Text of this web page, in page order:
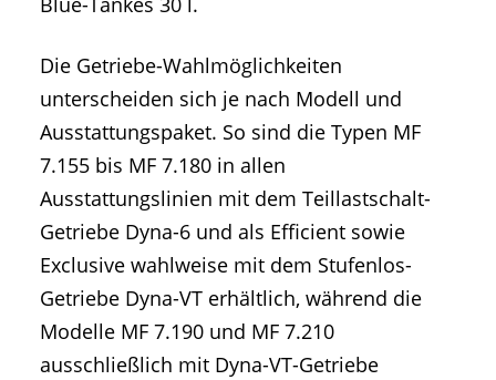
Die Getriebe-Wahlmöglichkeiten
unterscheiden sich je nach Modell und
Ausstattungspaket. So sind die Typen MF
7.155 bis MF 7.180 in allen
Ausstattungslinien mit dem Teillastschalt-
Getriebe Dyna-6 und als Efficient sowie
Exclusive wahlweise mit dem Stufenlos-
Getriebe Dyna-VT erhältlich, während die
Modelle MF 7.190 und MF 7.210
ausschließlich mit Dyna-VT-Getriebe